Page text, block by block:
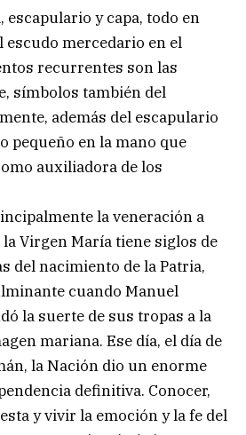
y capa, todo en
escudo mercedario en el
recurrentes son las
símbolos también del
además del escapulario
pequeño en la mano que
auxiliadora de los
la veneración a
la Virgen María tiene siglos de
del nacimiento de la Patria,
cuando Manuel
la suerte de sus tropas a la
mariana. Ese día, el día de
la Nación dio un enorme
definitiva. Conocer,
y vivir la emoción y la fe del